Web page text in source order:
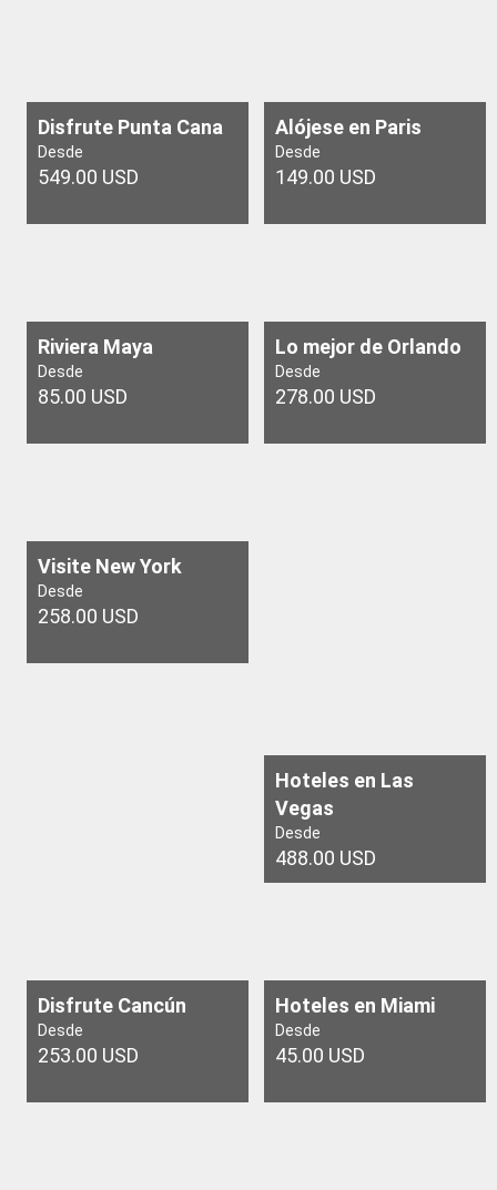
Disfrute Punta Cana
Desde
549.00 USD
Alójese en Paris
Desde
149.00 USD
Riviera Maya
Desde
85.00 USD
Lo mejor de Orlando
Desde
278.00 USD
Visite New York
Desde
258.00 USD
Hoteles en Las
Vegas
Desde
488.00 USD
Disfrute Cancún
Desde
253.00 USD
Hoteles en Miami
Desde
45.00 USD